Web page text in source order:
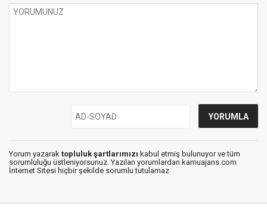
Yorum yazarak topluluk şartlarımızı kabul etmiş bulunuyor ve tüm
sorumluluğu üstleniyorsunuz. Yazılan yorumlardan kamuajans.com
İnternet Sitesi hiçbir şekilde sorumlu tutulamaz